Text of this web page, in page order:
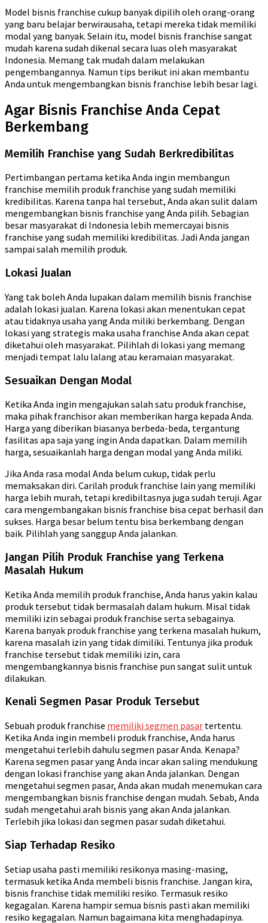
Model bisnis franchise cukup banyak dipilih oleh orang-orang
yang baru belajar berwirausaha, tetapi mereka tidak memiliki
modal yang banyak. Selain itu, model bisnis franchise sangat
mudah karena sudah dikenal secara luas oleh masyarakat
Indonesia. Memang tak mudah dalam melakukan
pengembangannya. Namun tips berikut ini akan membantu
Anda untuk mengembangkan bisnis franchise lebih besar lagi.
Agar Bisnis Franchise Anda Cepat
Berkembang
Memilih Franchise yang Sudah Berkredibilitas
Pertimbangan pertama ketika Anda ingin membangun
franchise memilih produk franchise yang sudah memiliki
kredibilitas. Karena tanpa hal tersebut, Anda akan sulit dalam
mengembangkan bisnis franchise yang Anda pilih. Sebagian
besar masyarakat di Indonesia lebih memercayai bisnis
franchise yang sudah memiliki kredibilitas. Jadi Anda jangan
sampai salah memilih produk.
Lokasi Jualan
Yang tak boleh Anda lupakan dalam memilih bisnis franchise
adalah lokasi jualan. Karena lokasi akan menentukan cepat
atau tidaknya usaha yang Anda miliki berkembang. Dengan
lokasi yang strategis maka usaha franchise Anda akan cepat
diketahui oleh masyarakat. Pilihlah di lokasi yang memang
menjadi tempat lalu lalang atau keramaian masyarakat.
Sesuaikan Dengan Modal
Ketika Anda ingin mengajukan salah satu produk franchise,
maka pihak franchisor akan memberikan harga kepada Anda.
Harga yang diberikan biasanya berbeda-beda, tergantung
fasilitas apa saja yang ingin Anda dapatkan. Dalam memilih
harga, sesuaikanlah harga dengan modal yang Anda miliki.
Jika Anda rasa modal Anda belum cukup, tidak perlu
memaksakan diri. Carilah produk franchise lain yang memiliki
harga lebih murah, tetapi kredibiltasnya juga sudah teruji. Agar
cara mengembangakan bisnis franchise bisa cepat berhasil dan
sukses. Harga besar belum tentu bisa berkembang dengan
baik. Pilihlah yang sanggup Anda jalankan.
Jangan Pilih Produk Franchise yang Terkena
Masalah Hukum
Ketika Anda memilih produk franchise, Anda harus yakin kalau
produk tersebut tidak bermasalah dalam hukum. Misal tidak
memiliki izin sebagai produk franchise serta sebagainya.
Karena banyak produk franchise yang terkena masalah hukum,
karena masalah izin yang tidak dimiliki. Tentunya jika produk
franchise tersebut tidak memiliki izin, cara
mengembangkannya bisnis franchise pun sangat sulit untuk
dilakukan.
Kenali Segmen Pasar Produk Tersebut
Sebuah produk franchise memiliki segmen pasar tertentu.
Ketika Anda ingin membeli produk franchise, Anda harus
mengetahui terlebih dahulu segmen pasar Anda. Kenapa?
Karena segmen pasar yang Anda incar akan saling mendukung
dengan lokasi franchise yang akan Anda jalankan. Dengan
mengetahui segmen pasar, Anda akan mudah menemukan cara
mengembangkan bisnis franchise dengan mudah. Sebab, Anda
sudah mengetahui arah bisnis yang akan Anda jalankan.
Terlebih jika lokasi dan segmen pasar sudah diketahui.
Siap Terhadap Resiko
Setiap usaha pasti memiliki resikonya masing-masing,
termasuk ketika Anda membeli bisnis franchise. Jangan kira,
bisnis franchise tidak memiliki resiko. Termasuk resiko
kegagalan. Karena hampir semua bisnis pasti akan memiliki
resiko kegagalan. Namun bagaimana kita menghadapinya.